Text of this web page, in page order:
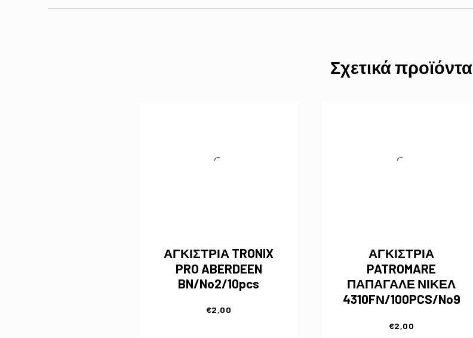
Σχετικά προϊόντα
ΑΓΚΙΣΤΡΙΑ TRONIX
PRO ABERDEEN
BN/No2/10pcs
€2,00
ΑΓΚΙΣΤΡΙΑ
PATROMARE
ΠΑΠΑΓΑΛΕ ΝΙΚΕΛ
4310FΝ/100PCS/No9
€2,00